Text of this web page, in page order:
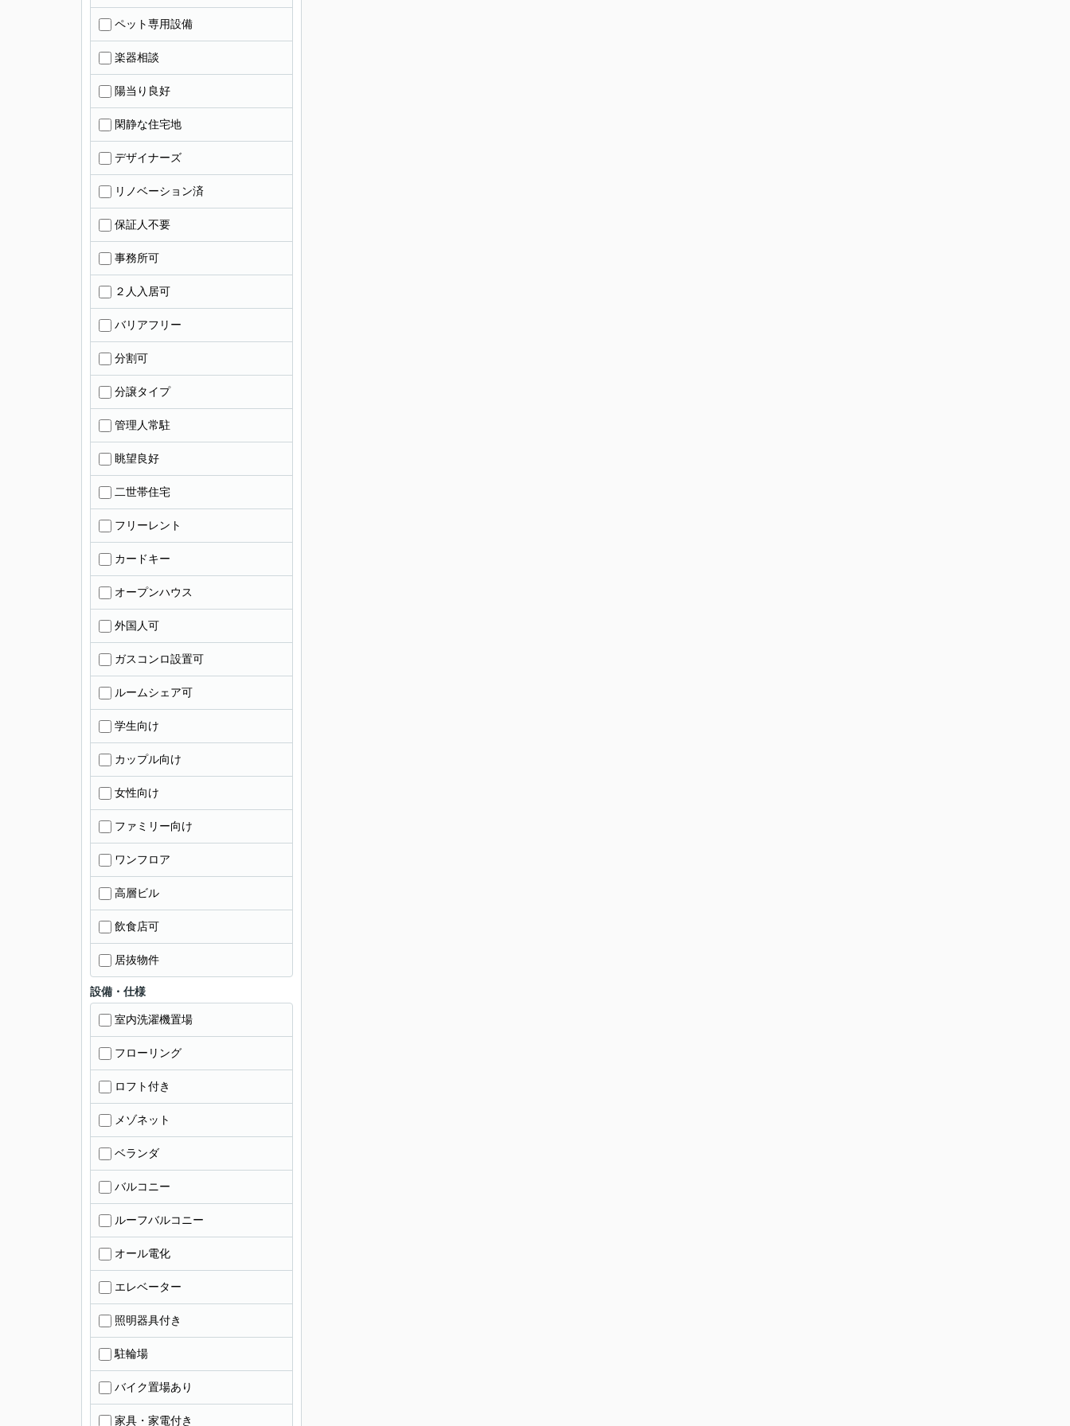
ペット専用設備
楽器相談
陽当り良好
閑静な住宅地
デザイナーズ
リノベーション済
保証人不要
事務所可
２人入居可
バリアフリー
分割可
分譲タイプ
管理人常駐
眺望良好
二世帯住宅
フリーレント
カードキー
オープンハウス
外国人可
ガスコンロ設置可
ルームシェア可
学生向け
カップル向け
女性向け
ファミリー向け
ワンフロア
高層ビル
飲食店可
居抜物件
設備・仕様
室内洗濯機置場
フローリング
ロフト付き
メゾネット
ベランダ
バルコニー
ルーフバルコニー
オール電化
エレベーター
照明器具付き
駐輪場
バイク置場あり
家具・家電付き